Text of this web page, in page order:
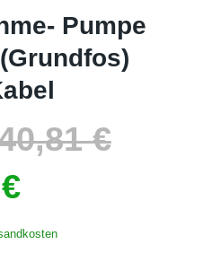
Pumpe
€
€Aktueller
Preis